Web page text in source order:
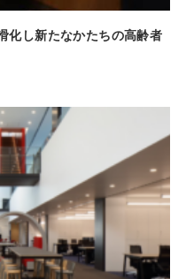
化し新たなかたちの高齢者